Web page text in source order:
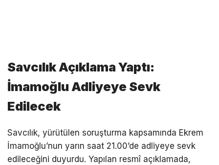
Savcılık Açıklama Yaptı:
İmamoğlu Adliyeye Sevk
Edilecek
Savcılık, yürütülen soruşturma kapsamında Ekrem
İmamoğlu’nun yarın saat 21.00’de adliyeye sevk
edileceğini duyurdu. Yapılan resmî açıklamada,